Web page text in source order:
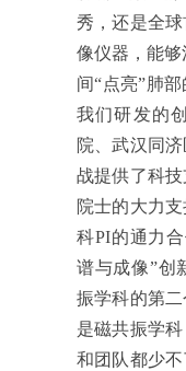
秀，还是全
像仪器，能
间“点亮”肺部
我们研发的
院、武汉同
战提供了科
院士的大力
科PI的通力
谱与成像”创
振学科的第
是磁共振学
和团队都少